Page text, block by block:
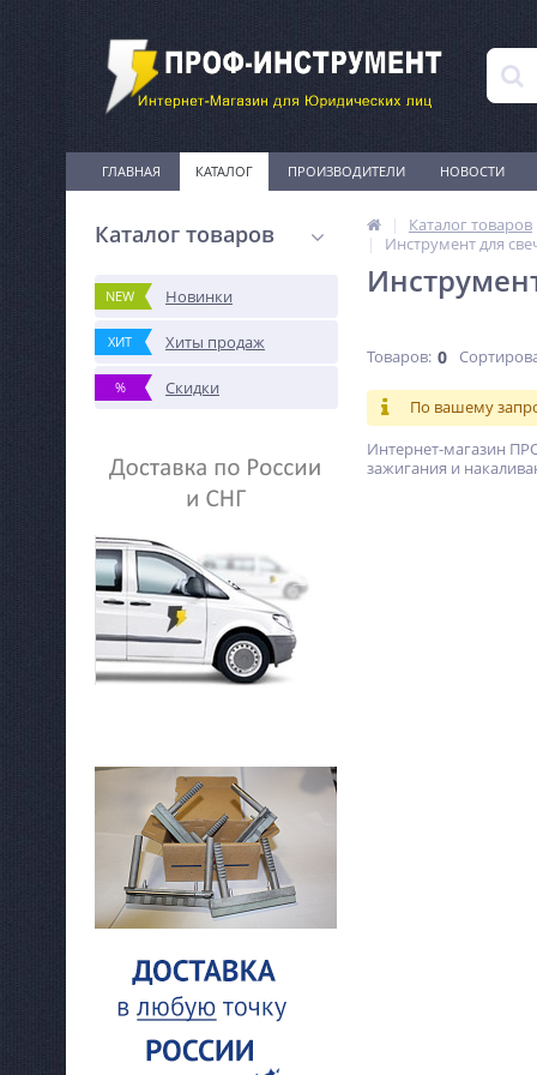
ГЛАВНАЯ КАТАЛОГ ПРОИЗВОДИТЕЛИ НОВОСТИ
Каталог товаров
NEW Новинки
ХИТ Хиты продаж
% Скидки
Каталог товаров
Инструмент для
Товаров: 0
По вашему
Интернет-магазин
зажигания и